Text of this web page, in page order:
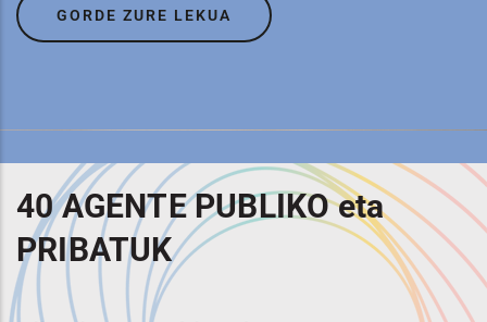
GORDE ZURE LEKUA
40 AGENTE PUBLIKO eta
PRIBATUK